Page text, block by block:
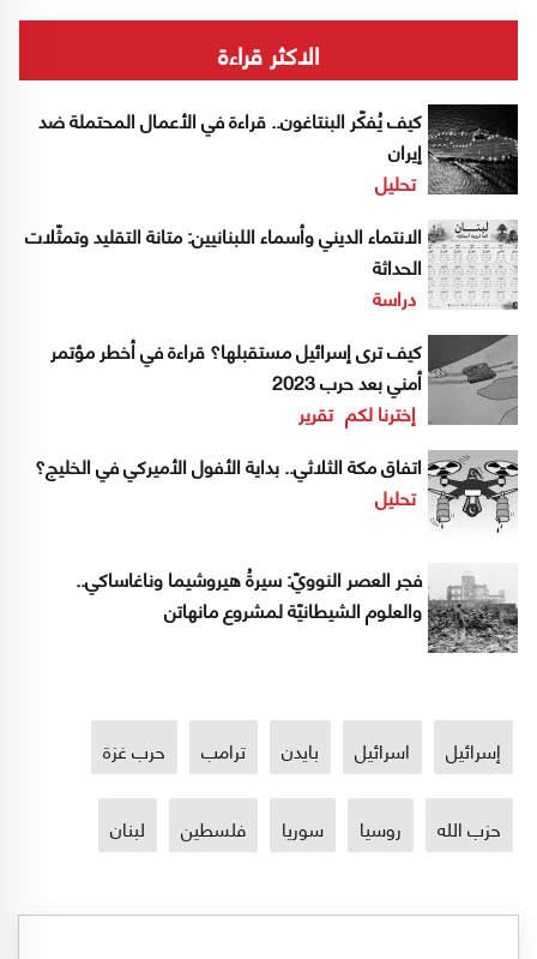
الاكثر قراءة
كيف يُفكّر البنتاغون.. قراءة في الأعمال المحتملة ضد
إيران
تحليل
الانتماء الديني وأسماء اللبنانيين: متانة التقليد وتمثّلات
الحداثة
دراسة
كيف ترى إسرائيل مستقبلها؟ قراءة في أخطر مؤتمر
أمني بعد حرب 2023
إخترنا لكم تقرير
اتفاق مكة الثلاثي.. بداية الأفول الأميركي في الخليج؟
تحليل
فجر العصر النوويّ: سيرةُ هيروشيما وناغاساكي..
والعلوم الشيطانيّة لمشروع مانهاتن
إسرائيل اسرائيل بايدن ترامب حرب غزة
حزب الله روسيا سوريا فلسطين لبنان